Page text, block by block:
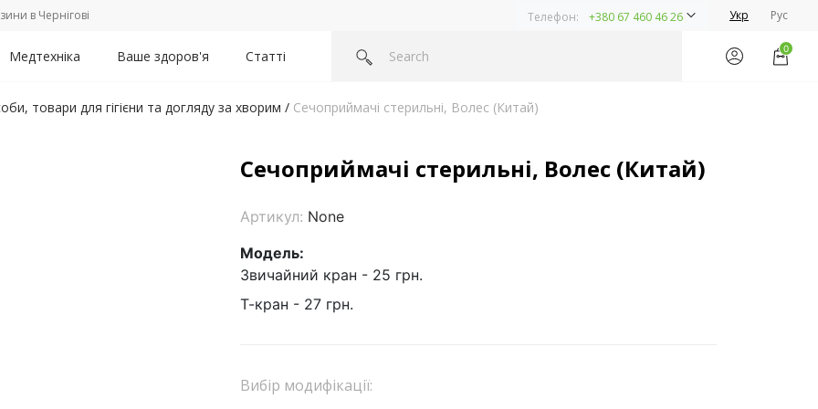
в Чернігові Телефон: +380 67 460 46 26 Укр Рус
Медтехніка Ваше здоров'я Статті 0
товари для гігієни та догляду за хворим / Сечоприймачі стерильні, Волес (Китай)
Сечоприймачі стерильні, Волес (Китай)
Артикул: None
Модель:
Звичайний кран - 25 грн.
Т-кран - 27 грн.
Вибір модифікації: